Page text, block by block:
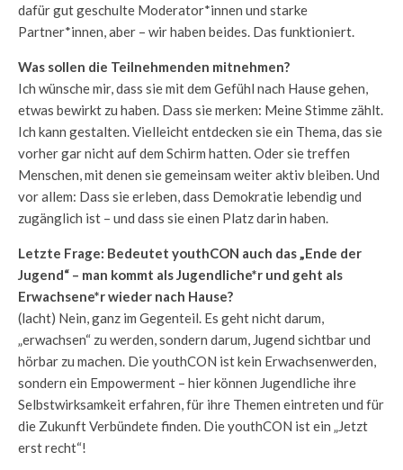
dafür gut geschulte Moderator*innen und starke
Partner*innen, aber – wir haben beides. Das funktioniert.
Was sollen die Teilnehmenden mitnehmen?
Ich wünsche mir, dass sie mit dem Gefühl nach Hause gehen,
etwas bewirkt zu haben. Dass sie merken: Meine Stimme zählt.
Ich kann gestalten. Vielleicht entdecken sie ein Thema, das sie
vorher gar nicht auf dem Schirm hatten. Oder sie treffen
Menschen, mit denen sie gemeinsam weiter aktiv bleiben. Und
vor allem: Dass sie erleben, dass Demokratie lebendig und
zugänglich ist – und dass sie einen Platz darin haben.
Letzte Frage: Bedeutet youthCON auch das „Ende der
Jugend“ – man kommt als Jugendliche*r und geht als
Erwachsene*r wieder nach Hause?
(lacht) Nein, ganz im Gegenteil. Es geht nicht darum,
„erwachsen“ zu werden, sondern darum, Jugend sichtbar und
hörbar zu machen. Die youthCON ist kein Erwachsenwerden,
sondern ein Empowerment – hier können Jugendliche ihre
Selbstwirksamkeit erfahren, für ihre Themen eintreten und für
die Zukunft Verbündete finden. Die youthCON ist ein „Jetzt
erst recht“!